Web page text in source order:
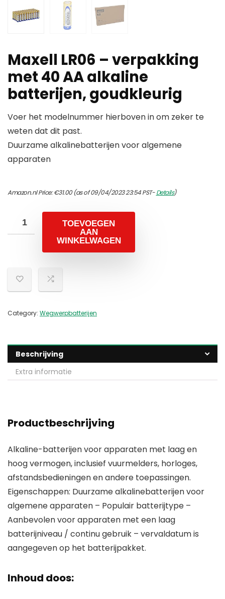
Maxell LR06 – verpakking
met 40 AA alkaline
batterijen, goudkleurig
Voer het modelnummer hierboven in om zeker te
weten dat dit past.
Duurzame alkalinebatterijen voor algemene
apparaten
Amazon.nl Price:€31.00(as of 09/04/2023 23:54 PST-Details)
TOEVOEGEN
AAN
WINKELWAGEN
Category: Wegwerpbatterijen
Beschrijving
Extra informatie
Productbeschrijving
Alkaline-batterijen voor apparaten met laag en
hoog vermogen, inclusief vuurmelders, horloges,
afstandsbedieningen en andere toepassingen.
Eigenschappen: Duurzame alkalinebatterijen voor
algemene apparaten – Populair batterijtype –
Aanbevolen voor apparaten met een laag
batterijniveau / continu gebruik – vervaldatum is
aangegeven op het batterijpakket.
Inhoud doos: